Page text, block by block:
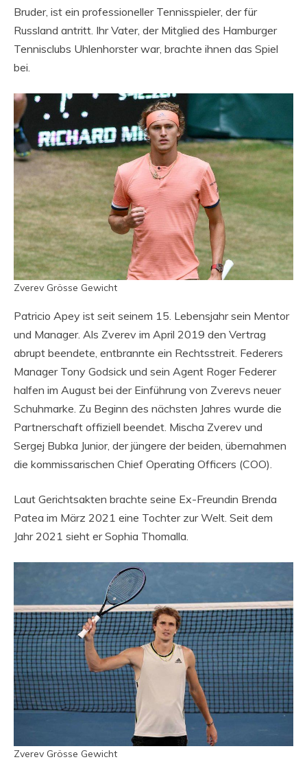
Bruder, ist ein professioneller Tennisspieler, der für
Russland antritt. Ihr Vater, der Mitglied des Hamburger
Tennisclubs Uhlenhorster war, brachte ihnen das Spiel
bei.
Zverev Grösse Gewicht
Patricio Apey ist seit seinem 15. Lebensjahr sein Mentor
und Manager. Als Zverev im April 2019 den Vertrag
abrupt beendete, entbrannte ein Rechtsstreit. Federers
Manager Tony Godsick und sein Agent Roger Federer
halfen im August bei der Einführung von Zverevs neuer
Schuhmarke. Zu Beginn des nächsten Jahres wurde die
Partnerschaft offiziell beendet. Mischa Zverev und
Sergej Bubka Junior, der jüngere der beiden, übernahmen
die kommissarischen Chief Operating Officers (COO).
Laut Gerichtsakten brachte seine Ex-Freundin Brenda
Patea im März 2021 eine Tochter zur Welt. Seit dem
Jahr 2021 sieht er Sophia Thomalla.
Zverev Grösse Gewicht